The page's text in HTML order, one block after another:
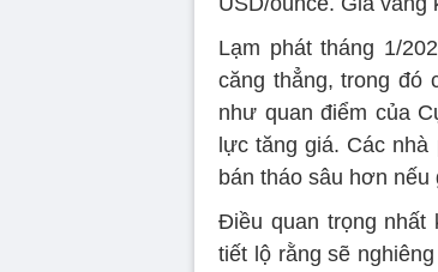
Lạm phát tháng 1/
căng thẳng, trong đó
như quan điểm của
lực tăng giá. Các
bán tháo sâu hơn
Điều quan trọng nhất
tiết lộ rằng sẽ